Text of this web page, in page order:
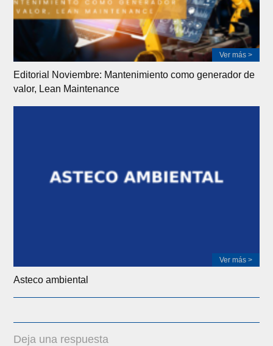
Ver más >
Editorial Noviembre: Mantenimiento como generador de
valor, Lean Maintenance
Ver más >
Asteco ambiental
Deja una respuesta